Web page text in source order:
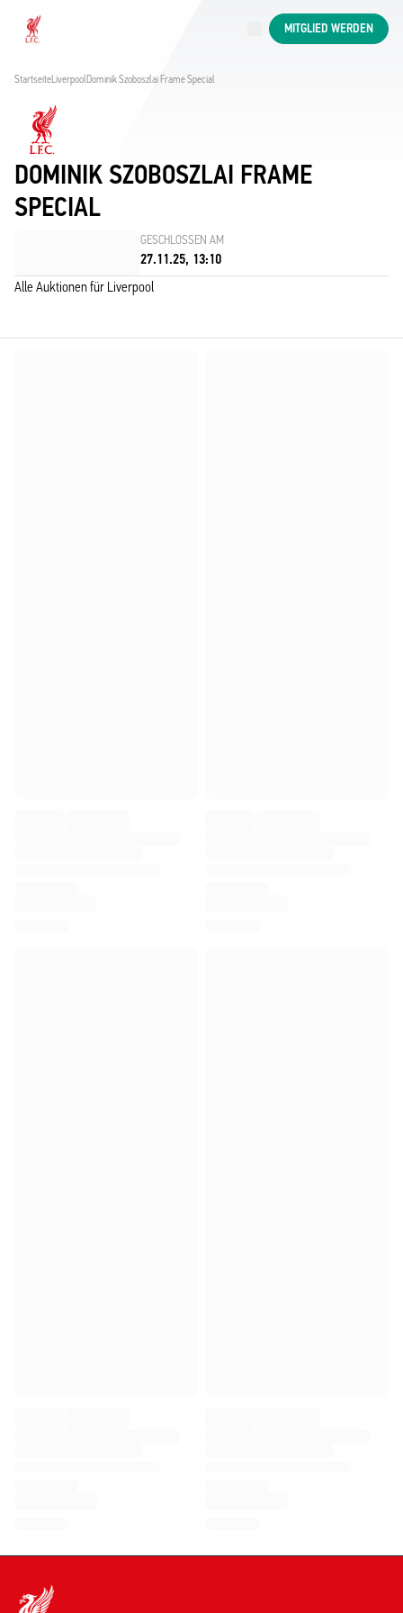
Now live
MITGLIED WERDEN
StartseiteLiverpoolDominik Szoboszlai Frame Special
DOMINIK SZOBOSZLAI FRAME
SPECIAL
GESCHLOSSEN AM
27.11.25, 13:10
Alle Auktionen für Liverpool